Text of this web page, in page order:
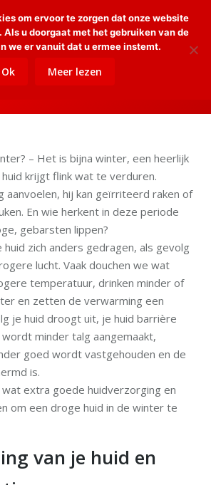
Je bent hier:
Home Nieuws
– Het is bijna winter, een heerlijk
krijgt flink wat te verduren.
aanvoelen, hij kan geïrriteerd raken of
En wie herkent in deze periode
gebarsten lippen?
zich anders gedragen, als gevolg
lucht. Vaak douchen we wat
temperatuur, drinken minder of
en zetten de verwarming een
je huid droogt uit, je huid barrière
minder talg aangemaakt,
goed wordt vastgehouden en de
is.
wat extra goede huidverzorging en
om een droge huid in de winter te
van je huid en
om ervoor te zorgen dat onze website
u doorgaat met het gebruiken van de
we er vanuit dat u ermee instemt.
Ok Meer lezen